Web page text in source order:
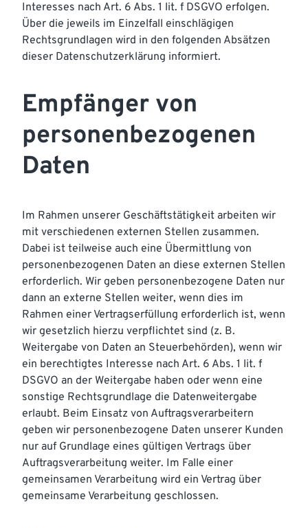
Interesses nach Art. 6 Abs. 1 lit. f DSGVO erfolgen.
Über die jeweils im Einzelfall einschlägigen
Rechtsgrundlagen wird in den folgenden Absätzen
dieser Datenschutzerklärung informiert.
Empfänger von
personenbezogenen
Daten
Im Rahmen unserer Geschäftstätigkeit arbeiten wir
mit verschiedenen externen Stellen zusammen.
Dabei ist teilweise auch eine Übermittlung von
personenbezogenen Daten an diese externen Stellen
erforderlich. Wir geben personenbezogene Daten nur
dann an externe Stellen weiter, wenn dies im
Rahmen einer Vertragserfüllung erforderlich ist, wenn
wir gesetzlich hierzu verpflichtet sind (z. B.
Weitergabe von Daten an Steuerbehörden), wenn wir
ein berechtigtes Interesse nach Art. 6 Abs. 1 lit. f
DSGVO an der Weitergabe haben oder wenn eine
sonstige Rechtsgrundlage die Datenweitergabe
erlaubt. Beim Einsatz von Auftragsverarbeitern
geben wir personenbezogene Daten unserer Kunden
nur auf Grundlage eines gültigen Vertrags über
Auftragsverarbeitung weiter. Im Falle einer
gemeinsamen Verarbeitung wird ein Vertrag über
gemeinsame Verarbeitung geschlossen.